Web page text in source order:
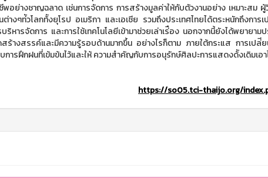
พอย่างชาญฉลาด เช่นการจัดการ การสร้างมูลค่าให้กับตัวงานอย่าง เหมาะสม
างๆท่ัวโลกท้ังยุโรป อเมริกา และเอเชีย รวมถึงประเทศไทยได้ตระหนักถึงกา
ริหารจัดการ และการใช้เทคโนโลยีเข้ามาช่วยเล่าเร่ือง นอกจากนี้ยังได้พยายา
สร้างสรรค์และมีความรู้รอบด้านมากขึ้น อย่างไรก็ตาม ภายใต้กระแส การเป
ารฝึกฝนที่เข้มข้นไว้และให้ ความสําคัญกับการอนุรักษ์ศิลปะการแสดงด้ังเดิมเอ
https://so05.tci-thaijo.org/